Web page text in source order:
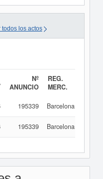
todos los actos
Nº
ANUNCIO
REG.
MERC.
195339 Barcelona
195339 Barcelona